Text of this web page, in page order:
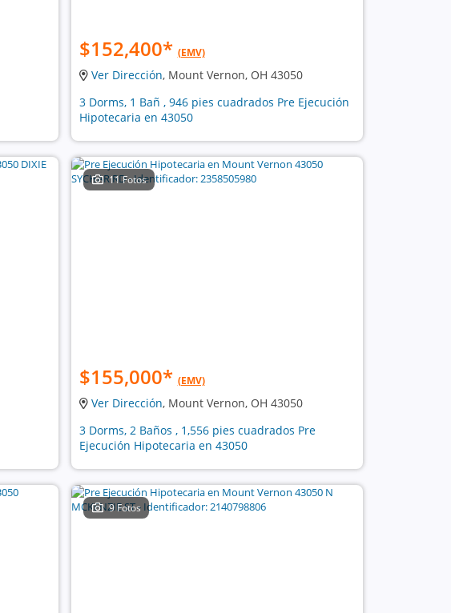
$152,400* (EMV)
Ver Dirección, Mount Vernon, OH 43050
3 Dorms, 1 Bañ , 946 pies cuadrados Pre Ejecución
Hipotecaria en 43050
11 Fotos
$155,000* (EMV)
Ver Dirección, Mount Vernon, OH 43050
3 Dorms, 2 Baños , 1,556 pies cuadrados Pre
Ejecución Hipotecaria en 43050
9 Fotos